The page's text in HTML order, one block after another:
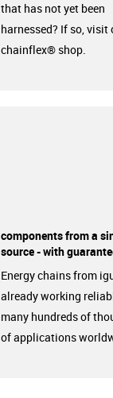
that has not yet been
harnessed? If so, visit
chainflex® shop.
components from a
source - with
Energy chains from
already working
many hundreds of
of applications